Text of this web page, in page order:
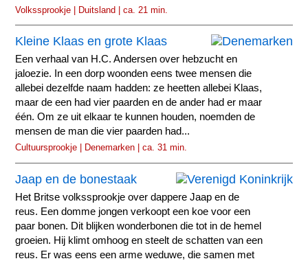
Volkssprookje | Duitsland | ca. 21 min.
Kleine Klaas en grote Klaas
Een verhaal van H.C. Andersen over hebzucht en
jaloezie. In een dorp woonden eens twee mensen die
allebei dezelfde naam hadden: ze heetten allebei Klaas,
maar de een had vier paarden en de ander had er maar
één. Om ze uit elkaar te kunnen houden, noemden de
mensen de man die vier paarden had...
Cultuursprookje | Denemarken | ca. 31 min.
Jaap en de bonestaak
Het Britse volkssprookje over dappere Jaap en de
reus. Een domme jongen verkoopt een koe voor een
paar bonen. Dit blijken wonderbonen die tot in de hemel
groeien. Hij klimt omhoog en steelt de schatten van een
reus. Er was eens een arme weduwe, die samen met